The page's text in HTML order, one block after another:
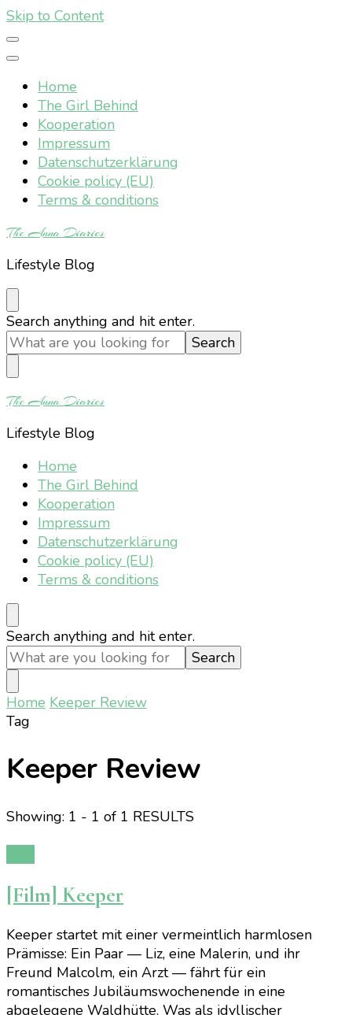
Skip to Content
Home
The Girl Behind
Kooperation
Impressum
Datenschutzerklärung
Cookie policy (EU)
Terms & conditions
The Anna Diaries
Lifestyle Blog
Looking
for
Something?
Search anything and hit enter.
The Anna Diaries
Lifestyle Blog
Home
The Girl Behind
Kooperation
Impressum
Datenschutzerklärung
Cookie policy (EU)
Terms & conditions
Looking
for
Something?
Search anything and hit enter.
Home Keeper Review
Tag
Keeper Review
Showing: 1 - 1 of 1 RESULTS
[Film] Keeper
Keeper startet mit einer vermeintlich harmlosen
Prämisse: Ein Paar — Liz, eine Malerin, und ihr
Freund Malcolm, ein Arzt — fährt für ein
romantisches Jubiläumswochenende in eine
abgelegene Waldhütte. Was als idyllischer